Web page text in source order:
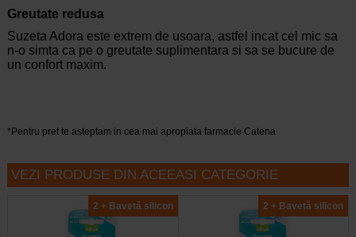
Greutate redusa
Suzeta Adora este extrem de usoara, astfel incat cel mic sa
n-o simta ca pe o greutate suplimentara si sa se bucure de
un confort maxim.
*Pentru pret te asteptam in cea mai apropiata farmacie Catena
VEZI PRODUSE DIN ACEEASI CATEGORIE
2 + Bavetă silicon 2 + Bavetă silicon